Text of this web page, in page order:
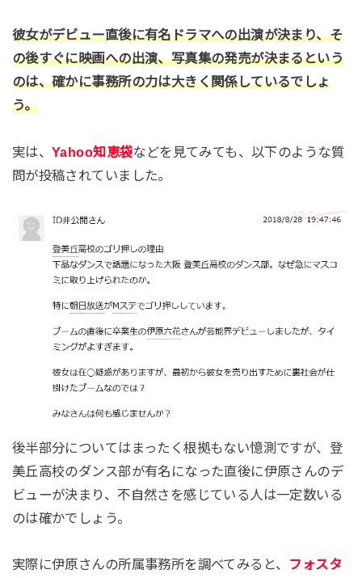
彼女がデビュー直後に有名ドラマへの出演が決まり、そ
の後すぐに映画への出演、写真集の発売が決まるという
のは、確かに事務所の力は大きく関係しているでしょ
う。
実は、Yahoo知恵袋などを見てみても、以下のような質
問が投稿されていました。
後半部分についてはまったく根拠もない憶測ですが、登
美丘高校のダンス部が有名になった直後に伊原さんのデ
ビューが決まり、不自然さを感じている人は一定数いる
のは確かでしょう。
実際に伊原さんの所属事務所を調べてみると、 フォスタ